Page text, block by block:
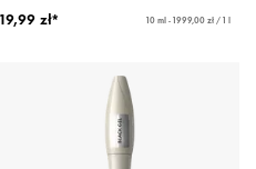
19,99 zł*
10 ml - 1999,00 zł / 1 l